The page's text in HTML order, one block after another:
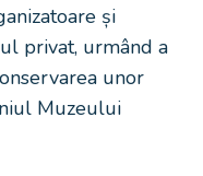
și
privat, urmând a
unor
Muzeului